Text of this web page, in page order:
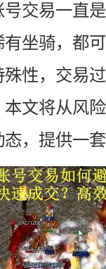
交易一直
坐骑，都
性，交易
文将从风
，提供一